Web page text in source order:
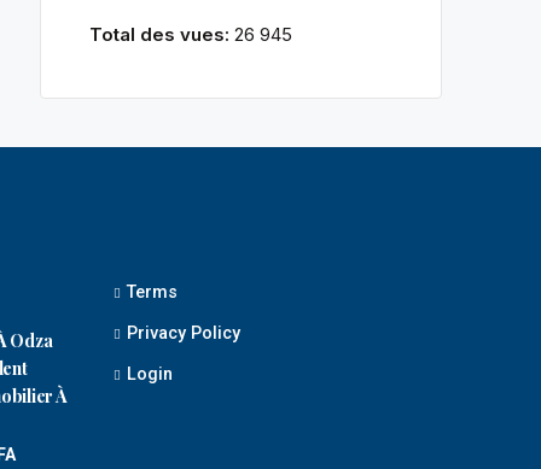
Total des vues: 26 945
Odza
À
Terms
Privacy Policy
Login